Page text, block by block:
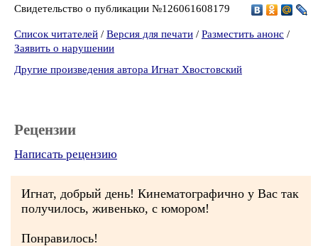
Свидетельство о публикации №126061608179
Список читателей / Версия для печати / Разместить анонс /
Заявить о нарушении
Другие произведения автора Игнат Хвостовский
Рецензии
Написать рецензию
Игнат, добрый день! Кинематографично у Вас так
получилось, живенько, с юмором!
Понравилось!